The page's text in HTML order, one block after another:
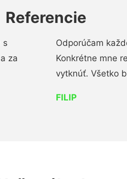
Referencie
s
za
Odporúčam
Konkrétne mne
vytknúť. Všetko
FILIP